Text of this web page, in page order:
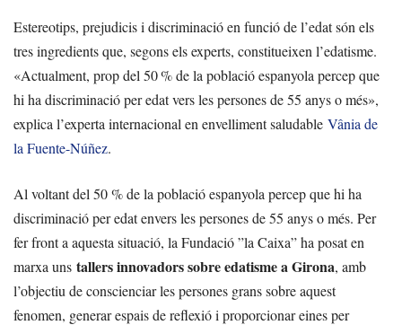
Estereotips, prejudicis i discriminació en funció de l’edat són els
tres ingredients que, segons els experts, constitueixen l’edatisme.
«Actualment, prop del 50 % de la població espanyola percep que
hi ha discriminació per edat vers les persones de 55 anys o més»,
explica l’experta internacional en envelliment saludable Vânia de
la Fuente-Núñez.
Al voltant del 50 % de la població espanyola percep que hi ha
discriminació per edat envers les persones de 55 anys o més. Per
fer front a aquesta situació, la Fundació ”la Caixa” ha posat en
marxa uns tallers innovadors sobre edatisme a Girona, amb
l’objectiu de conscienciar les persones grans sobre aquest
fenomen, generar espais de reflexió i proporcionar eines per